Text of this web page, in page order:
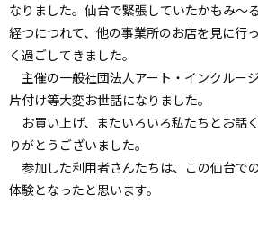
なりました。仙台で緊張していたかもみ～
経つにつれて、他の事業所のお店を見に行
く過ごしてきました。
主催の一般社団法人アート・インクルー
片付け等大変お世話になりました。
お買い上げ、またいろいろ私たちとお話
りがとうございました。
参加した利用者さんたちは、この仙台で
体験となったと思います。